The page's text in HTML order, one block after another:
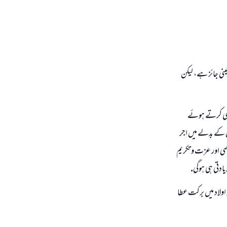
جائز ہے، ليكن
كرتے ہوئے
كے بدلے ميں اجر
اور عزت و تكريم
ہى ہوگى.
ميں بركت عطا